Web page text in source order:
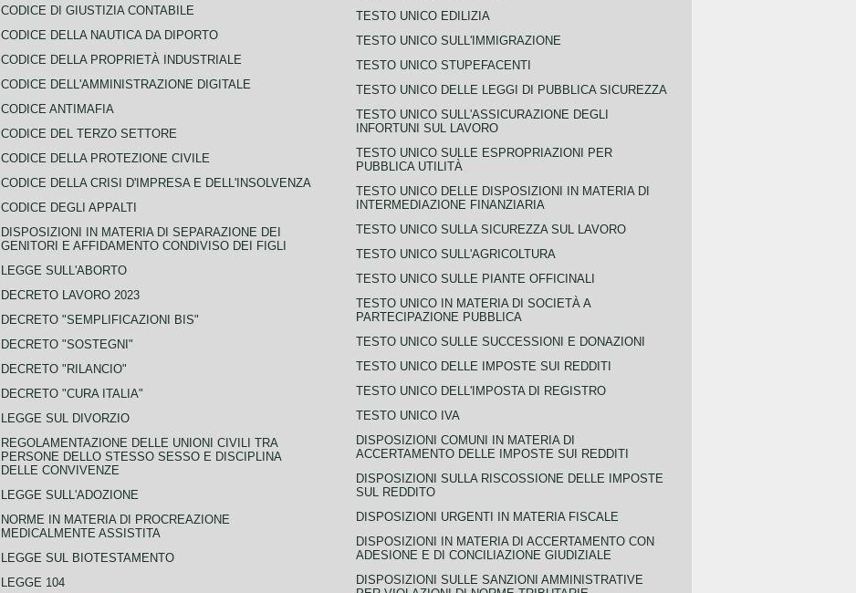
CODICE DI GIUSTIZIA CONTABILE
CODICE DELLA NAUTICA DA DIPORTO
CODICE DELLA PROPRIETÀ INDUSTRIALE
CODICE DELL'AMMINISTRAZIONE DIGITALE
CODICE ANTIMAFIA
CODICE DEL TERZO SETTORE
CODICE DELLA PROTEZIONE CIVILE
CODICE DELLA CRISI D'IMPRESA E DELL'INSOLVENZA
CODICE DEGLI APPALTI
DISPOSIZIONI IN MATERIA DI SEPARAZIONE DEI
GENITORI E AFFIDAMENTO CONDIVISO DEI FIGLI
LEGGE SULL'ABORTO
DECRETO LAVORO 2023
DECRETO "SEMPLIFICAZIONI BIS"
DECRETO "SOSTEGNI"
DECRETO "RILANCIO"
DECRETO "CURA ITALIA"
LEGGE SUL DIVORZIO
REGOLAMENTAZIONE DELLE UNIONI CIVILI TRA
PERSONE DELLO STESSO SESSO E DISCIPLINA
DELLE CONVIVENZE
LEGGE SULL'ADOZIONE
NORME IN MATERIA DI PROCREAZIONE
MEDICALMENTE ASSISTITA
LEGGE SUL BIOTESTAMENTO
LEGGE 104
TESTO UNICO EDILIZIA
TESTO UNICO SULL'IMMIGRAZIONE
TESTO UNICO STUPEFACENTI
TESTO UNICO DELLE LEGGI DI PUBBLICA SICUREZZA
TESTO UNICO SULL'ASSICURAZIONE DEGLI
INFORTUNI SUL LAVORO
TESTO UNICO SULLE ESPROPRIAZIONI PER
PUBBLICA UTILITÀ
TESTO UNICO DELLE DISPOSIZIONI IN MATERIA DI
INTERMEDIAZIONE FINANZIARIA
TESTO UNICO SULLA SICUREZZA SUL LAVORO
TESTO UNICO SULL'AGRICOLTURA
TESTO UNICO SULLE PIANTE OFFICINALI
TESTO UNICO IN MATERIA DI SOCIETÀ A
PARTECIPAZIONE PUBBLICA
TESTO UNICO SULLE SUCCESSIONI E DONAZIONI
TESTO UNICO DELLE IMPOSTE SUI REDDITI
TESTO UNICO DELL'IMPOSTA DI REGISTRO
TESTO UNICO IVA
DISPOSIZIONI COMUNI IN MATERIA DI
ACCERTAMENTO DELLE IMPOSTE SUI REDDITI
DISPOSIZIONI SULLA RISCOSSIONE DELLE IMPOSTE
SUL REDDITO
DISPOSIZIONI URGENTI IN MATERIA FISCALE
DISPOSIZIONI IN MATERIA DI ACCERTAMENTO CON
ADESIONE E DI CONCILIAZIONE GIUDIZIALE
DISPOSIZIONI SULLE SANZIONI AMMINISTRATIVE